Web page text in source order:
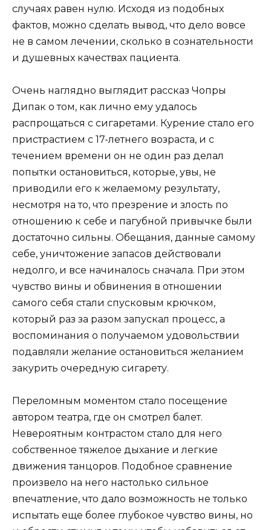
случаях равен нулю. Исходя из подобных
фактов, можно сделать вывод, что дело вовсе
не в самом лечении, сколько в сознательности
и душевных качествах пациента.
Очень наглядно выглядит рассказ Чопры
Дипак о том, как лично ему удалось
распрощаться с сигаретами. Курение стало его
пристрастием с 17-летнего возраста, и с
течением времени он не один раз делал
попытки остановиться, которые, увы, не
приводили его к желаемому результату,
несмотря на то, что презрение и злость по
отношению к себе и пагубной привычке были
достаточно сильны. Обещания, данные самому
себе, уничтожение запасов действовали
недолго, и все начиналось сначала. При этом
чувство вины и обвинения в отношении
самого себя стали спусковым крючком,
который раз за разом запускал процесс, а
воспоминания о получаемом удовольствии
подавляли желание остановиться желанием
закурить очередную сигарету.
Переломным моментом стало посещение
автором театра, где он смотрел балет.
Невероятным контрастом стало для него
собственное тяжелое дыхание и легкие
движения танцоров. Подобное сравнение
произвело на него настолько сильное
впечатление, что дало возможность не только
испытать еще более глубокое чувство вины, но